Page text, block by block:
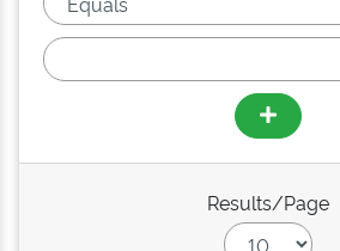
Results/Page